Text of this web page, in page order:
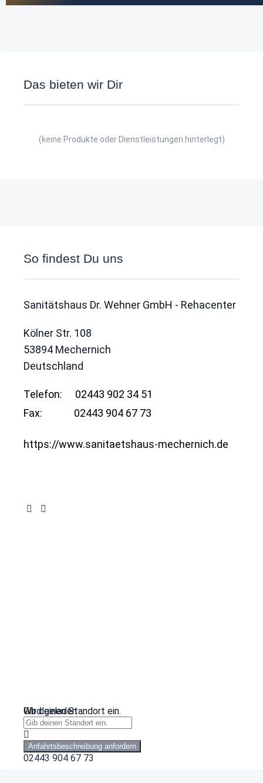
Das bieten wir Dir
(keine Produkte oder Dienstleistungen hinterlegt)
So findest Du uns
Sanitätshaus Dr. Wehner GmbH - Rehacenter
Kölner Str. 108
53894 Mechernich
Deutschland
Telefon:
02443 902 34 51
Fax:
02443 904 67 73
https://www.sanitaetshaus-mechernich.de
Wird geladen …
Gib deinen Standort ein.
Anfahrtsbeschreibung anfordern
02443 904 67 73